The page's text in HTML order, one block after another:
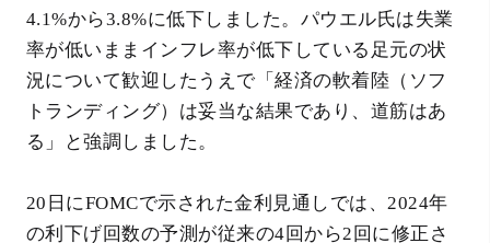
4.1%から3.8%に低下しました。パウエル氏は失業
率が低いままインフレ率が低下している足元の状
況について歓迎したうえで「経済の軟着陸（ソフ
トランディング）は妥当な結果であり、道筋はあ
る」と強調しました。
20日にFOMCで示された金利見通しでは、2024年
の利下げ回数の予測が従来の4回から2回に修正さ